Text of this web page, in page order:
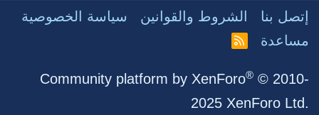
إتصل بنا الشروط والقوانين
سياسة الخصوصية
مساعدة
R
Community platform by XenForo® © 2010-
2025 XenForo Ltd.